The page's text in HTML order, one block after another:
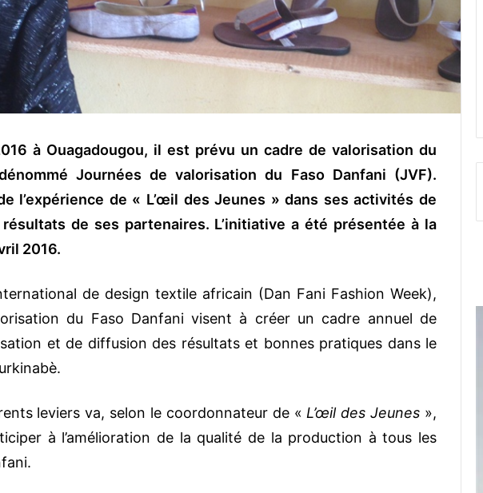
à Ouagadougou, il est prévu un cadre de valorisation du
Journées de valorisation du Faso Danfani (JVF).
l’expérience de « L’œil des Jeunes » dans ses activités de
de ses partenaires. L’initiative a été présentée à la
2016.
de design textile africain (Dan Fani Fashion Week),
du Faso Danfani visent à créer un cadre annuel de
et de diffusion des résultats et bonnes pratiques dans le
leviers va, selon le coordonnateur de « L’œil des Jeunes »,
à l’amélioration de la qualité de la production à tous les